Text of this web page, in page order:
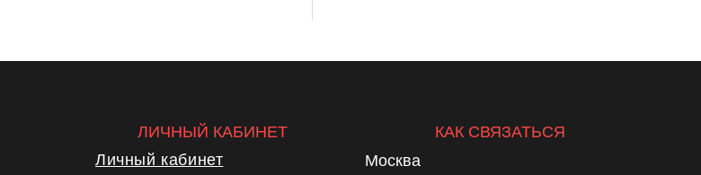
ЛИЧНЫЙ КАБИНЕТ
Личный кабинет
КАК СВЯЗАТЬСЯ
Москва